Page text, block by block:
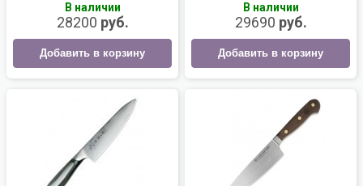
В наличии
28200 руб.
Добавить в корзину
В наличии
29690 руб.
Добавить в корзину